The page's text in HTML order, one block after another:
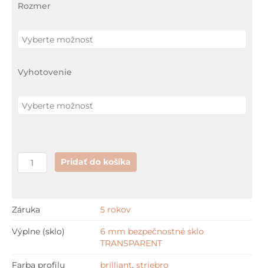
Rozmer
Vyhotovenie
Pridať do košíka
Záruka 5 rokov
Výplne (sklo)
6 mm bezpečnostné sklo
TRANSPARENT
Farba profilu brilliant, striebro